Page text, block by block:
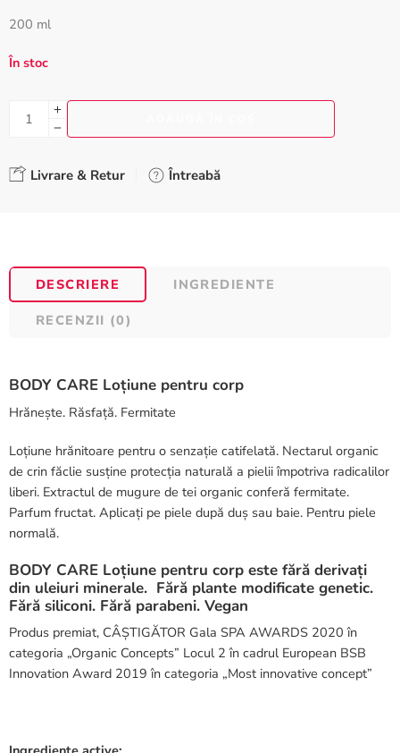
200 ml
În stoc
Livrare & Retur Întreabă
DESCRIERE
INGREDIENTE
RECENZII (0)
BODY CARE Loțiune pentru corp
Hrănește. Răsfață. Fermitate
Loțiune hrănitoare pentru o senzație catifelată. Nectarul organic
de crin făclie susține protecția naturală a pielii împotriva radicalilor
liberi. Extractul de mugure de tei organic conferă fermitate.
Parfum fructat. Aplicați pe piele după duș sau baie. Pentru piele
normală.
BODY CARE Loțiune pentru corp este fără derivați
din uleiuri minerale. Fără plante modificate genetic.
Fără siliconi. Fără parabeni. Vegan
Produs premiat, CÂȘTIGĂTOR Gala SPA AWARDS 2020 în
categoria „Organic Concepts” Locul 2 în cadrul European BSB
Innovation Award 2019 în categoria „Most innovative concept”